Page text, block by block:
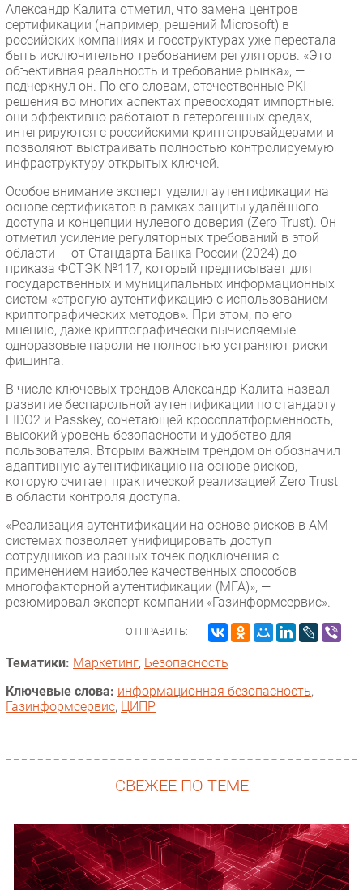
Александр Калита отметил, что замена центров
сертификации (например, решений Microsoft) в
российских компаниях и госструктурах уже перестала
быть исключительно требованием регуляторов. «Это
объективная реальность и требование рынка», —
подчеркнул он. По его словам, отечественные PKI-
решения во многих аспектах превосходят импортные:
они эффективно работают в гетерогенных средах,
интегрируются с российскими криптопровайдерами и
позволяют выстраивать полностью контролируемую
инфраструктуру открытых ключей.
Особое внимание эксперт уделил аутентификации на
основе сертификатов в рамках защиты удалённого
доступа и концепции нулевого доверия (Zero Trust). Он
отметил усиление регуляторных требований в этой
области — от Стандарта Банка России (2024) до
приказа ФСТЭК №117, который предписывает для
государственных и муниципальных информационных
систем «строгую аутентификацию с использованием
криптографических методов». При этом, по его
мнению, даже криптографически вычисляемые
одноразовые пароли не полностью устраняют риски
фишинга.
В числе ключевых трендов Александр Калита назвал
развитие беспарольной аутентификации по стандарту
FIDO2 и Passkey, сочетающей кроссплатформенность,
высокий уровень безопасности и удобство для
пользователя. Вторым важным трендом он обозначил
адаптивную аутентификацию на основе рисков,
которую считает практической реализацией Zero Trust
в области контроля доступа.
«Реализация аутентификации на основе рисков в AM-
системах позволяет унифицировать доступ
сотрудников из разных точек подключения с
применением наиболее качественных способов
многофакторной аутентификации (MFA)», —
резюмировал эксперт компании «Газинформсервис».
ОТПРАВИТЬ:
Тематики: Маркетинг, Безопасность
Ключевые слова: информационная безопасность,
Газинформсервис, ЦИПР
СВЕЖЕЕ ПО ТЕМЕ